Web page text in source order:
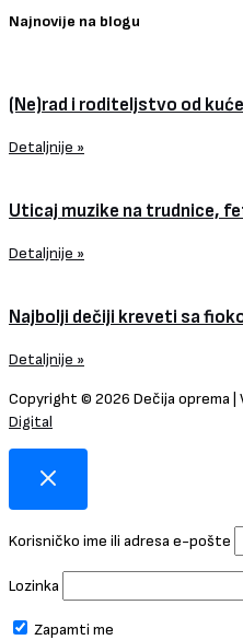
Najnovije na blogu
(Ne)rad i roditeljstvo od kuće
Detaljnije »
Uticaj muzike na trudnice,
Detaljnije »
Najbolji dečiji kreveti sa
Detaljnije »
Copyright © 2026 Dečija oprema
Digital
Korisničko ime ili adresa e-pošte
Lozinka
Zapamti me